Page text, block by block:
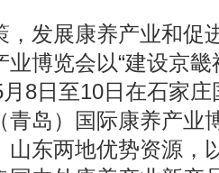
，发展康养产业和促
业博览会以“建设京
8日至10日在石家
青岛）国际康养产业
山东两地优势资源，